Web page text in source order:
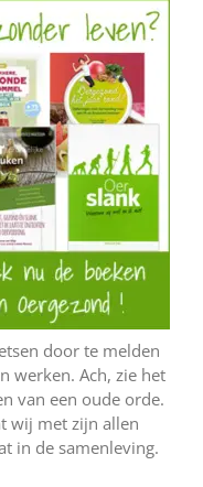
door te melden
werken. Ach, zie het
van een oude orde.
wij met zijn allen
in de samenleving.